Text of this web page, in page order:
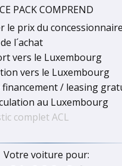
CE PACK COMPREND
le prix du concessionnaire
l´achat
vers le Luxembourg
vers le Luxembourg
financement / leasing
au Luxembourg
complet ACL
Votre voiture pour: